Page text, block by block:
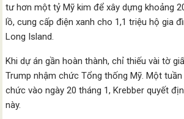
tư hơn một tỷ Mỹ kim để xây dựng khoảng
lồ, cung cấp điện xanh cho 1,1 triệu hộ gia
Long Island.
Khi dự án gần hoàn thành, chỉ thiếu vài tờ
Trump nhậm chức Tổng thống Mỹ. Một
chức vào ngày 20 tháng 1, Krebber quyết
này.